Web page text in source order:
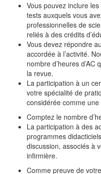
Vous pouvez inclure
tests auxquels vous
professionnelles de
reliés à des crédits
Vous devez répondre
accordée à l’activité.
nombre d’heures
la revue.
La participation à un
votre spécialité de
considérée comme une
Comptez le nombre
La participation à des
programmes
discussion, associés à
infirmière.
Comme preuve de